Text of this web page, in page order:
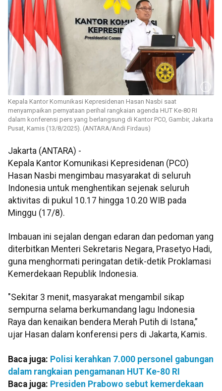
Kepala Kantor Komunikasi Kepresidenan Hasan Nasbi saat
menyampaikan pernyataan perihal rangkaian agenda HUT Ke-80 RI
dalam konferensi pers yang berlangsung di Kantor PCO, Gambir, Jakarta
Pusat, Kamis (13/8/2025). (ANTARA/Andi Firdaus)
Jakarta (ANTARA) -
Kepala Kantor Komunikasi Kepresidenan (PCO)
Hasan Nasbi mengimbau masyarakat di seluruh
Indonesia untuk menghentikan sejenak seluruh
aktivitas di pukul 10.17 hingga 10.20 WIB pada
Minggu (17/8).
Imbauan ini sejalan dengan edaran dan pedoman yang
diterbitkan Menteri Sekretaris Negara, Prasetyo Hadi,
guna menghormati peringatan detik-detik Proklamasi
Kemerdekaan Republik Indonesia.
"Sekitar 3 menit, masyarakat mengambil sikap
sempurna selama berkumandang lagu Indonesia
Raya dan kenaikan bendera Merah Putih di Istana,”
ujar Hasan dalam konferensi pers di Jakarta, Kamis.
Baca juga: Polisi kerahkan 7.000 personel gabungan
dalam rangkaian pengamanan HUT Ke-80 RI
Baca juga: Presiden Prabowo sebut kemerdekaan